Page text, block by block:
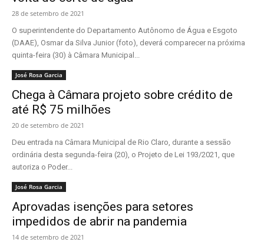
28 de setembro de 2021
O superintendente do Departamento Autônomo de Água e Esgoto
(DAAE), Osmar da Silva Junior (foto), deverá comparecer na próxima
quinta-feira (30) à Câmara Municipal...
José Rosa Garcia
Chega à Câmara projeto sobre crédito de
até R$ 75 milhões
20 de setembro de 2021
Deu entrada na Câmara Municipal de Rio Claro, durante a sessão
ordinária desta segunda-feira (20), o Projeto de Lei 193/2021, que
autoriza o Poder...
José Rosa Garcia
Aprovadas isenções para setores
impedidos de abrir na pandemia
14 de setembro de 2021